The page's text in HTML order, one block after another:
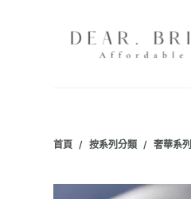
首頁 / 按系列分類 / 奢華系列